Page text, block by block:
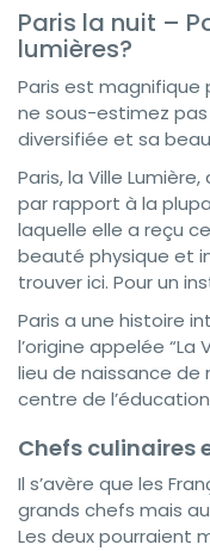
Paris la nuit –
lumières?
Paris est magnifique
ne sous-estimez
diversifiée et sa
Paris, la Ville
par rapport à la
laquelle elle a reçu
beauté physique et
trouver ici. Pour un
Paris a une histoire
l’origine appelée “La
lieu de naissance de
centre de l’éducation
Chefs culinaires
Il s’avère que les
grands chefs mais
Les deux pourraient